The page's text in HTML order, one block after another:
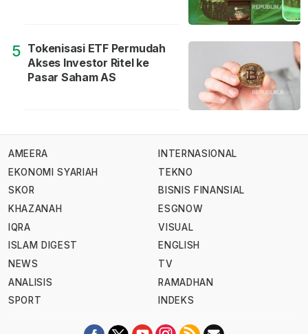
5 Tokenisasi ETF Permudah
Akses Investor Ritel ke
Pasar Saham AS
AMEERA
EKONOMI SYARIAH
SKOR
KHAZANAH
IQRA
ISLAM DIGEST
NEWS
ANALISIS
SPORT
INTERNASIONAL
TEKNO
BISNIS FINANSIAL
ESGNOW
VISUAL
ENGLISH
TV
RAMADHAN
INDEKS